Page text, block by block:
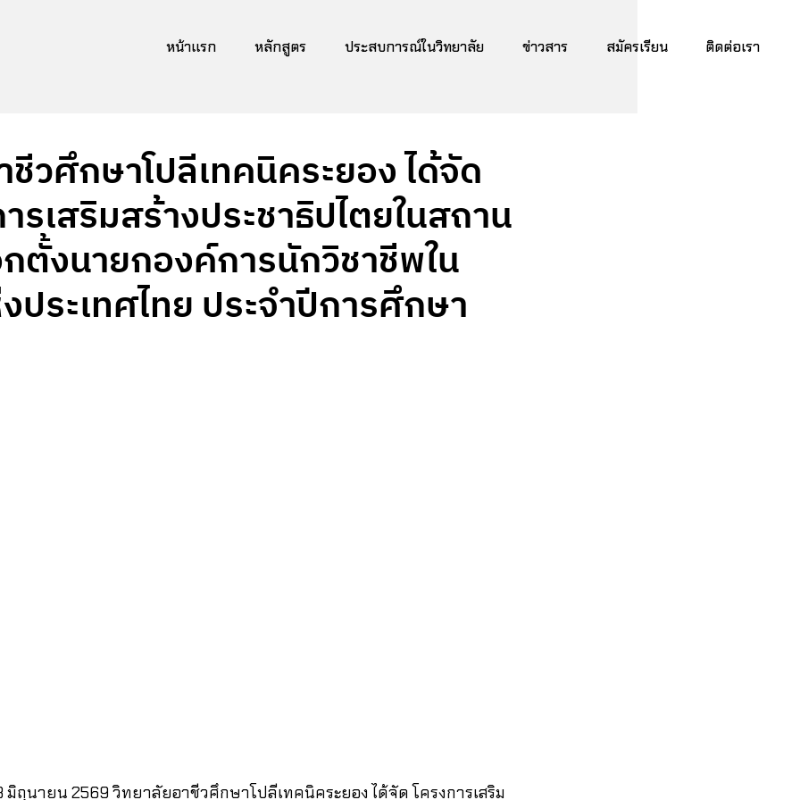
หน้าแรก หลักสูตร ประสบการณ์ในวิทยาลัย ข่าวสาร สมัครเรียน ติดต่อเรา
วศึกษาโปลีเทคนิคระยอง ได้จัด
รเสริมสร้างประชาธิปไตยในสถาน
ตั้งนายกองค์การนักวิชาชีพใน
ระเทศไทย ประจำปีการศึกษา
มิถุนายน 2569 วิทยาลัยอาชีวศึกษาโปลีเทคนิคระยอง ได้จัด โครงการเสริม